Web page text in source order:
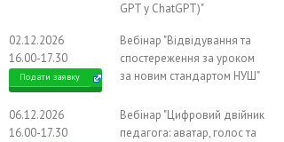
GPT у ChatGPT)"
02.12.2026
16.00-17.30
Подати заявку
Вебінар "Відвідування та
спостереження за уроком
за новим стандартом НУШ"
06.12.2026
16.00-17.30
Вебінар "Цифровий двійник
педагога: аватар, голос та